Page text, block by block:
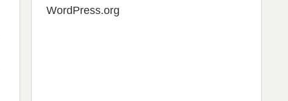
WordPress.org